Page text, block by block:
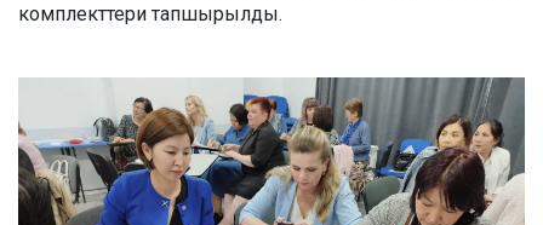
комплекттери тапшырылды.